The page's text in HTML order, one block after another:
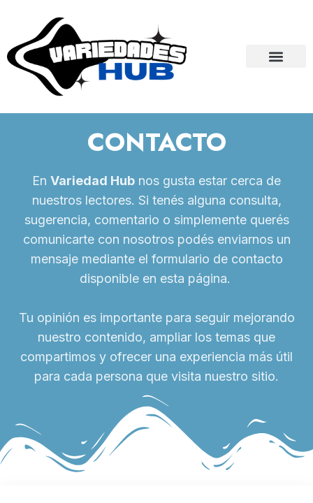
CONTACTO
En Variedad Hub nos gusta estar cerca de
nuestros lectores. Si tenés alguna consulta,
sugerencia, comentario o simplemente querés
comunicarte con nosotros podés enviarnos un
mensaje mediante el formulario de contacto
disponible en esta página.
Tu opinión es importante para seguir mejorando
nuestro contenido, ampliar los temas que
compartimos y ofrecer una experiencia más útil
para cada persona que visita nuestro sitio.